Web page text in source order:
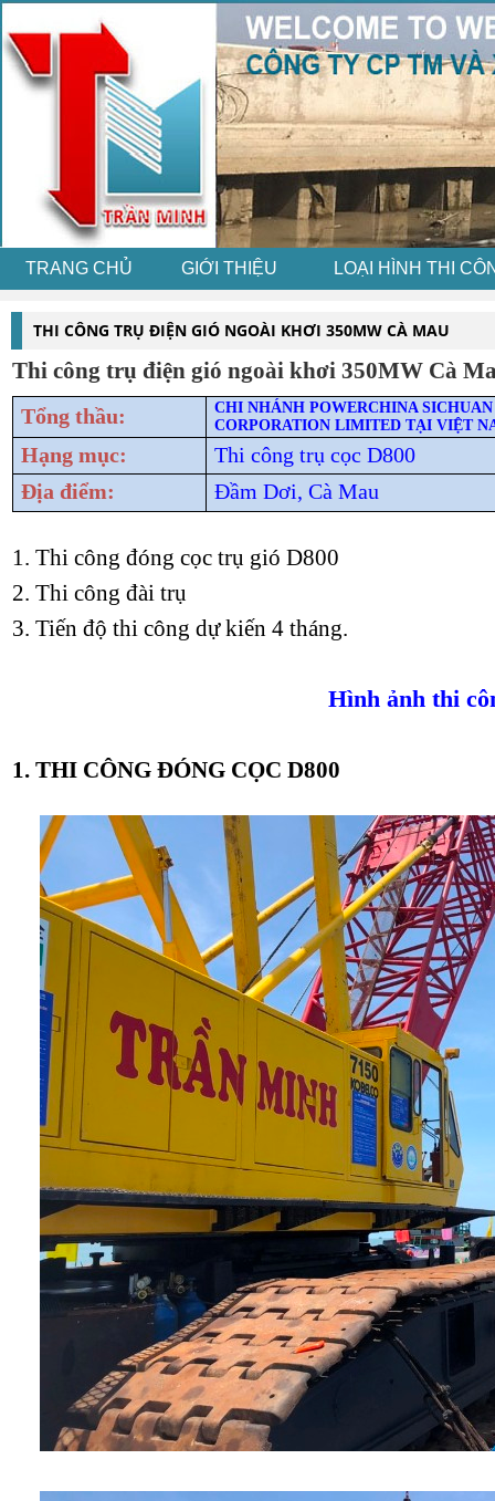
TRANG CHỦ GIỚI THIỆU LOẠI HÌNH THI
THI CÔNG TRỤ ĐIỆN GIÓ NGOÀI KHƠI 350MW CÀ MAU
Thi công trụ điện gió ngoài khơi 350MW Cà
Tổng thầu:
CHI NHÁNH POWERCHINA
CORPORATION LIMITED TẠI VIỆT
Hạng mục:
Thi công trụ cọc D800
Địa điểm:
Đầm Dơi, Cà Mau
1. Thi công đóng cọc trụ gió D800
2. Thi công đài trụ
3. Tiến độ thi công dự kiến 4 tháng.
Hình ảnh thi
1. THI CÔNG ĐÓNG CỌC D800